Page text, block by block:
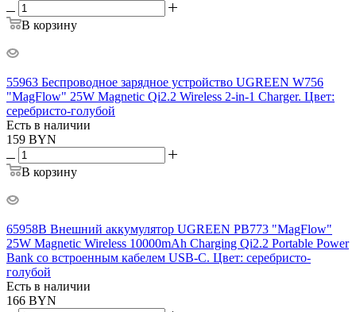
В корзину
55963 Беспроводное зарядное устройство UGREEN W756
"MagFlow" 25W Magnetic Qi2.2 Wireless 2-in-1 Charger. Цвет:
серебристо-голубой
Есть в наличии
159 BYN
В корзину
65958B Внешний аккумулятор UGREEN PB773 "MagFlow"
25W Magnetic Wireless 10000mAh Charging Qi2.2 Portable Power
Bank со встроенным кабелем USB-C. Цвет: серебристо-
голубой
Есть в наличии
166 BYN